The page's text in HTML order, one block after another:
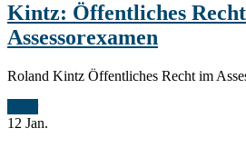
Kintz: Öffentliches
Assessorexamen
Roland Kintz Öffentliches Recht im
12 Jan.